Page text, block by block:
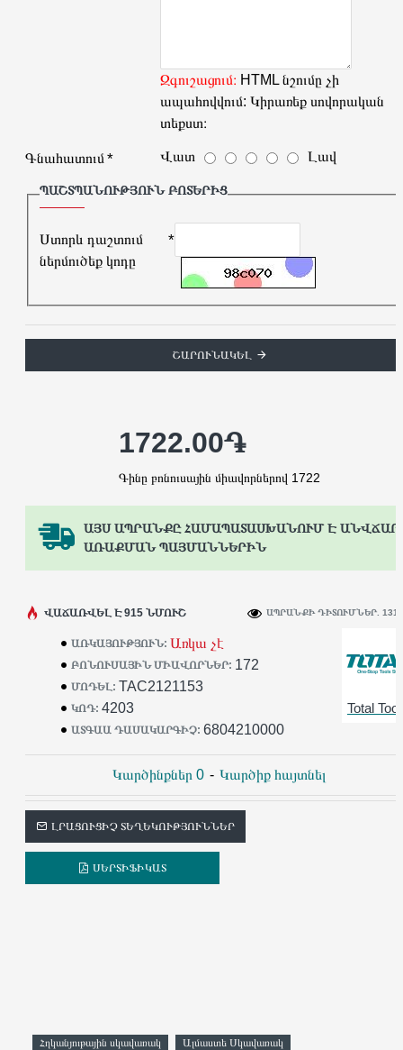
Զգուշացում։ HTML նշումը չի
ապահովվում: Կիրառեք սովորական
տեքստ։
Գնահատում Վատ Լավ
ՊԱՇՏՊԱՆՈՒԹՅՈՒՆ ԲՈՏԵՐԻՑ
Ստորև դաշտում
ներմուծեք կոդը
ՇԱՐՈՒՆԱԿԵԼ
ԱՅՍ ԱՊՐԱՆՔԸ ՀԱՄԱՊԱՏԱՍԽԱՆՈՒՄ Է ԱՆՎՃԱՐ
ԱՌԱՔՄԱՆ ՊԱՅՄԱՆՆԵՐԻՆ
ԱՌԿԱՅՈՒԹՅՈՒՆ: Առկա չէ
ԲՈՆՈՒՍԱՅԻՆ ՄԻԱՎՈՐՆԵՐ: 172
ՄՈԴԵԼ: TAC2121153
ԿՈԴ: 4203
ԱՏԳԱԱ ԴԱՍԱԿԱՐԳԻՉ: 6804210000
Total
ՎԱՃԱՌՎԵԼ Է 915 ՆՄՈՒՇ ԱՊՐԱՆՔԻ ԴԻՏՈՒՄՆԵՐ.
Կարծինքներ 0 - Կարծիք հայտնել
1722.00֏
Գինը բոնուսային միավորներով 1722
ԼՐԱՑՈՒՑԻՉ ՏԵՂԵԿՈՒԹՅՈՒՆՆԵՐ
ՍԵՐՏԻՖԻԿԱՏ
Հղկանյութային սկավառակ
Ալմաստե Սկավառակ